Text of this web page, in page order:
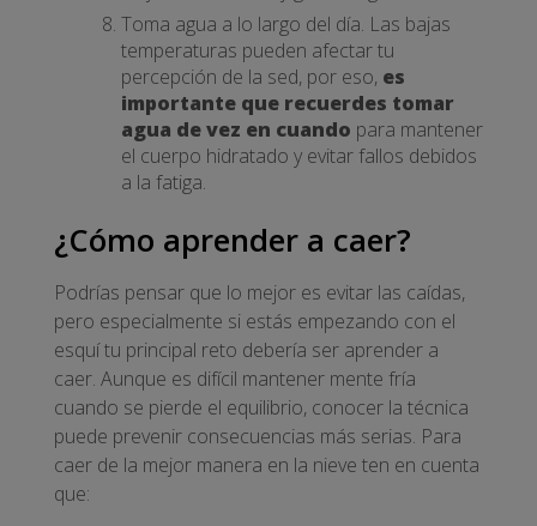
Toma agua a lo largo del día. Las bajas
temperaturas pueden afectar tu
percepción de la sed, por eso, es
importante que recuerdes tomar
agua de vez en cuando para mantener
el cuerpo hidratado y evitar fallos debidos
a la fatiga.
¿Cómo aprender a caer?
Podrías pensar que lo mejor es evitar las caídas,
pero especialmente si estás empezando con el
esquí tu principal reto debería ser aprender a
caer. Aunque es difícil mantener mente fría
cuando se pierde el equilibrio, conocer la técnica
puede prevenir consecuencias más serias. Para
caer de la mejor manera en la nieve ten en cuenta
que: